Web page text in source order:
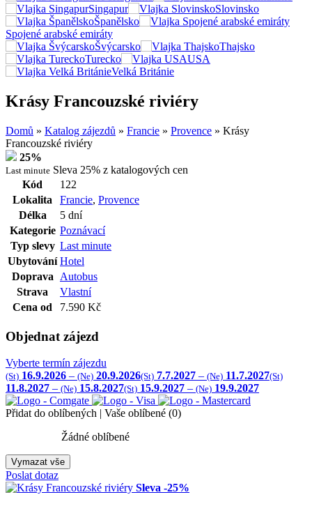
Singapur
Slovinsko
Španělsko
Spojené arabské emiráty
Švýcarsko
Thajsko
Turecko
USA
Velká Británie
Krásy Francouzské riviéry
Domů » Katalog zájezdů » Francie » Provence » Krásy
Francouzské riviéry
25%
Last minute Sleva 25% z katalogových cen
Kód
122
Lokalita
Francie, Provence
Délka
5 dní
Kategorie Poznávací
Typ slevy Last minute
Ubytování Hotel
Doprava
Autobus
Strava
Vlastní
Cena od
7.590 Kč
Objednat zájezd
Vyberte termín zájezdu
(St) 16.9.2026 – (Ne) 20.9.2026(St) 7.7.2027 – (Ne) 11.7.2027(St)
11.8.2027 – (Ne) 15.8.2027(St) 15.9.2027 – (Ne) 19.9.2027
Přidat do oblíbených | Vaše oblíbené (0)
Žádné oblíbené
Vymazat vše
Poslat dotaz
Sleva -25%